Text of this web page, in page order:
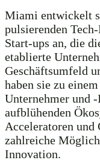
Miami entwickelt
pulsierenden
Start-ups an, die
etablierte
Geschäftsumfeld
haben sie zu
Unternehmer und
aufblühenden
Acceleratoren
zahlreiche
Innovation.